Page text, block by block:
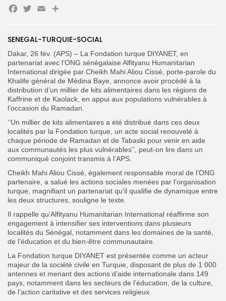
for:
SENEGAL-TURQUIE-SOCIAL
Dakar, 26 fév. (APS) – La Fondation turque DIYANET, en
partenariat avec l’ONG sénégalaise Alfityanu Humanitarian
International dirigée par Cheikh Mahi Aliou Cissé, porte-parole du
Khalife général de Médina Baye, annonce avoir procédé à la
distribution d’un millier de kits alimentaires dans les régions de
Kaffrine et de Kaolack, en appui aux populations vulnérables à
l’occasion du Ramadan.
‘’Un millier de kits alimentaires a été distribué dans ces deux
localités par la Fondation turque, un acte social renouvelé à
chaque période de Ramadan et de Tabaski pour venir en aide
aux communautés les plus vulnérables’’, peut-on lire dans un
communiqué conjoint transmis à l’APS.
Cheikh Mahi Aliou Cissé, également responsable moral de l’ONG
partenaire, a salué les actions sociales menées par l’organisation
turque, magnifiant un partenariat qu’il qualifie de dynamique entre
les deux structures, souligne le texte.
Il rappelle qu’Alfityanu Humanitarian International réaffirme son
engagement à intensifier ses interventions dans plusieurs
localités du Sénégal, notamment dans les domaines de la santé,
de l’éducation et du bien-être communautaire.
La Fondation turque DIYANET est présentée comme un acteur
majeur de la société civile en Turquie, disposant de plus de 1 000
antennes et menant des actions d’aide internationale dans 149
pays, notamment dans les secteurs de l’éducation, de la culture,
de l’action caritative et des services religieux.
Facebook
Twitter
EmailPartager